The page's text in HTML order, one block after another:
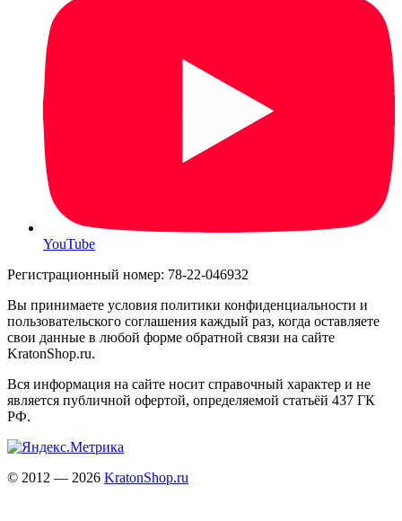
YouTube
Регистрационный номер: 78-22-046932
Вы принимаете условия политики конфиденциальности и
пользовательского соглашения каждый раз, когда оставляете
свои данные в любой форме обратной связи на сайте
KratonShop.ru.
Вся информация на сайте носит справочный характер и не
является публичной офертой, определяемой статьёй 437 ГК
РФ.
© 2012 — 2026 KratonShop.ru